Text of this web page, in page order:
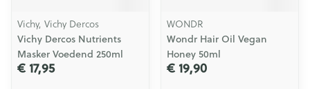
Vichy, Vichy Dercos
Vichy Dercos Nutrients
Masker Voedend 250ml
€ 17,95
WONDR
Wondr Hair Oil Vegan
Honey 50ml
€ 19,90